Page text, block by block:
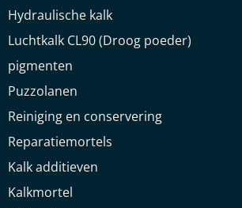
Hydraulische kalk
Luchtkalk CL90 (Droog poeder)
pigmenten
Puzzolanen
Reiniging en conservering
Reparatiemortels
Kalk additieven
Kalkmortel